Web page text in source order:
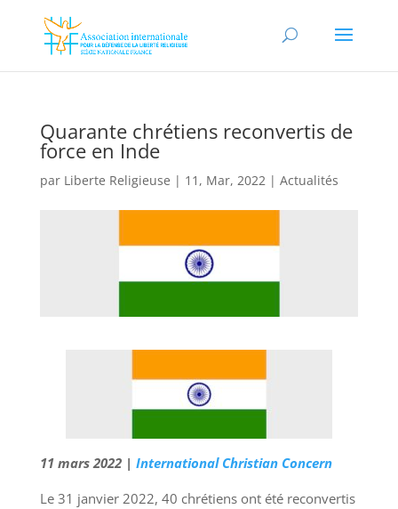
Quarante chrétiens reconvertis de
force en Inde
par Liberte Religieuse | 11, Mar, 2022| Actualités
11 mars 2022 | International Christian Concern
Le 31 janvier 2022, 40 chrétiens ont été reconvertis